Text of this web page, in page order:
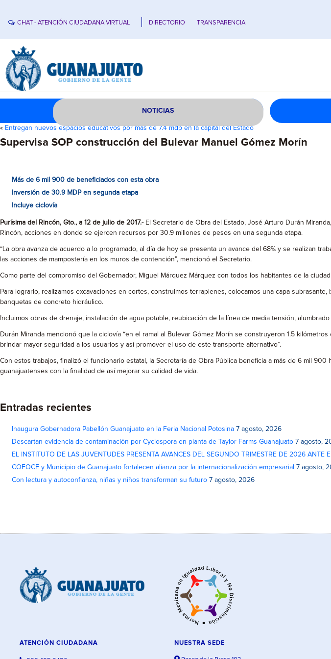
CHAT - ATENCIÓN CIUDADANA VIRTUAL DIRECTORIO TRANSPARENCIA
NOTICIAS
« Entregan nuevos espacios educativos por más de 7.4 mdp en la capital del Estado
Supervisa SOP construcción del Bulevar Manuel Gómez Morín
Más de 6 mil 900 de beneficiados con esta obra
Inversión de 30.9 MDP en segunda etapa
Incluye ciclovía
Purísima del Rincón, Gto., a 12 de julio de 2017.-El Secretario de Obra del Estado, José Arturo Durán
Rincón, acciones en donde se ejercen recursos por 30.9 millones de pesos en una segunda etapa.
“La obra avanza de acuerdo a lo programado, al día de hoy se presenta un avance del 68% y se realizan
las acciones de mampostería en los muros de contención”, mencionó el Secretario.
Como parte del compromiso del Gobernador, Miguel Márquez Márquez con todos los habitantes de la
Para lograrlo, realizamos excavaciones en cortes, construimos terraplenes, colocamos una capa
banquetas de concreto hidráulico.
Incluimos obras de drenaje, instalación de agua potable, reubicación de la línea de media tensión,
Durán Miranda mencionó que la ciclovía “en el ramal al Bulevar Gómez Morín se construyeron 1.5
brindar mayor seguridad a los usuarios y así promover el uso de este transporte alternativo”.
Con estos trabajos, finalizó el funcionario estatal, la Secretaría de Obra Pública beneficia a más de 6 mil
guanajuatenses con la finalidad de así mejorar su calidad de vida.
Entradas recientes
Inaugura Gobernadora Pabellón Guanajuato en la Feria Nacional Potosina 7 agosto, 2026
Descartan evidencia de contaminación por Cyclospora en planta de Taylor Farms Guanajuato 7 agosto,
EL INSTITUTO DE LAS JUVENTUDES PRESENTA AVANCES DEL SEGUNDO TRIMESTRE DE 2026 ANTE
COFOCE y Municipio de Guanajuato fortalecen alianza por la internacionalización empresarial 7 agosto,
Con lectura y autoconfianza, niñas y niños transforman su futuro 7 agosto, 2026
ATENCIÓN CIUDADANA NUESTRA SEDE